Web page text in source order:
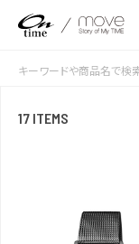
17 ITEMS